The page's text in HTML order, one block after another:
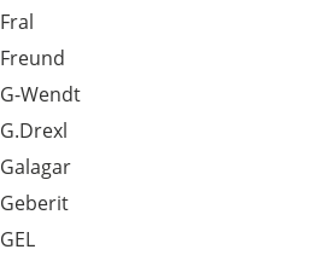
Fral
Freund
G-Wendt
G.Drexl
Galagar
Geberit
GEL